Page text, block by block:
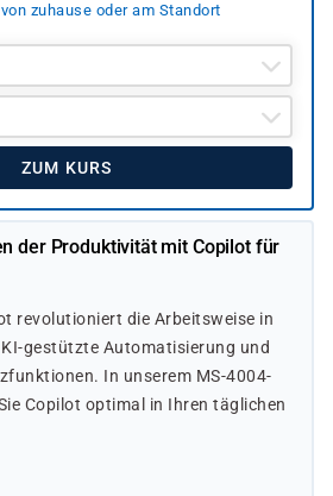
zuhause oder am Standort
ZUM KURS
der Produktivität mit Copilot für
revolutioniert die Arbeitsweise in
gestützte Automatisierung und
In unserem MS-4004-
Copilot optimal in Ihren täglichen